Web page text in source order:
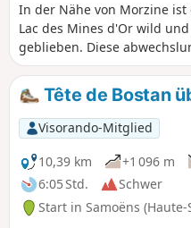
In der Nähe von Morzine ist
Lac des Mines d'Or wild
geblieben. Diese
Wanderung von Tälern zu
am Ende dieses Tals lässt
dieser unberührten Natur
Herrliche Ausblicke auf die
Blanches, die Dents du Midi
Plateau de Balme in
auf der Schweizer Seite.
Tête de Bostan
Visorando-Mitglied
10,39 km
+1 096 m
6:05 Std.
Schwer
Start in Samoëns (Haute-